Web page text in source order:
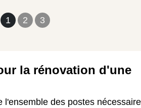
1 2 3
la rénovation d'une
l'ensemble des postes